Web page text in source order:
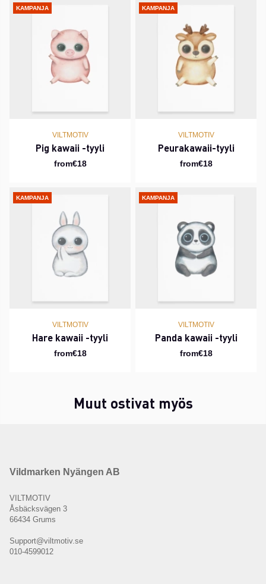
KAMPANJA
VILTMOTIV
Pig kawaii -tyyli
from€18
KAMPANJA
VILTMOTIV
Peurakawaii-tyyli
from€18
KAMPANJA
VILTMOTIV
Hare kawaii -tyyli
from€18
KAMPANJA
VILTMOTIV
Panda kawaii -tyyli
from€18
Muut ostivat myös
Vildmarken Nyängen AB
VILTMOTIV
Åsbäcksvägen 3
66434 Grums
Support@viltmotiv.se
010-4599012